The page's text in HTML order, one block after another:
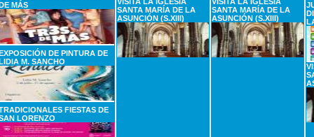
MÁS
DE PINTURA DE
M. SANCHO
FIESTAS DE
LORENZO
VISITA LA IGLESIA
SANTA MARÍA DE LA
ASUNCIÓN (S.XIII)
VISITA LA IGLESIA
SANTA MARÍA DE LA
ASUNCIÓN (S.XIII)